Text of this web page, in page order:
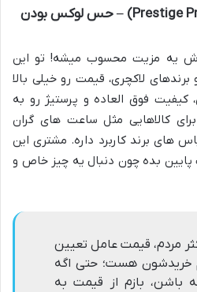
قیمت گذاری پرستیژ (Prestige Pricing) – حس لوکس بودن
یه مزیت محسوب میشه! تو این
لاکچری، قیمت رو خیلی بالا
فوق العاده و پرستیژ رو به
کالاهایی مثل ساعت های گران
های برند کاربرد داره. مشتری این
بده چون دنبال یه چیز خاص و
مردم، قیمت عامل تعیین
خریدشون هست؛ حتی اگه
باشن، بازم از قیمت به